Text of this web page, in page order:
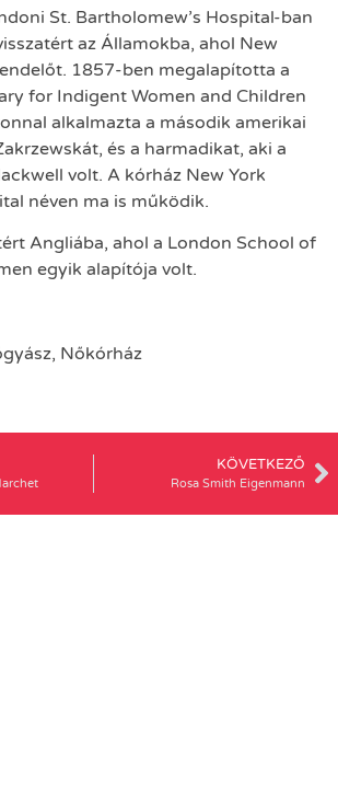
St. Bartholomew’s Hospital-ban
az Államokba, ahol New
1857-ben megalapította a
for Indigent Women and Children
alkalmazta a második amerikai
és a harmadikat, aki a
volt. A kórház New York
néven ma is működik.
Angliába, ahol a London School of
egyik alapítója volt.
, Nőkórház
KÖVETKEZŐ
Rosa Smith Eigenmann